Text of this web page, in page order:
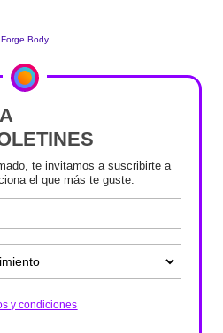
te invitamos a suscribirte a
el que más te guste.
y condiciones